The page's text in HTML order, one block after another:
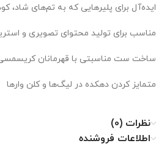
ایده‌آل برای پلیرهایی که به تم‌های شاد،
مناسب برای تولید محتوای تصویری و
ساخت ست مناسبتی با قهرمانان
متمایز کردن دهکده در لیگ‌ها و کلن وارها
نظرات (0)
اطلاعات فروشنده